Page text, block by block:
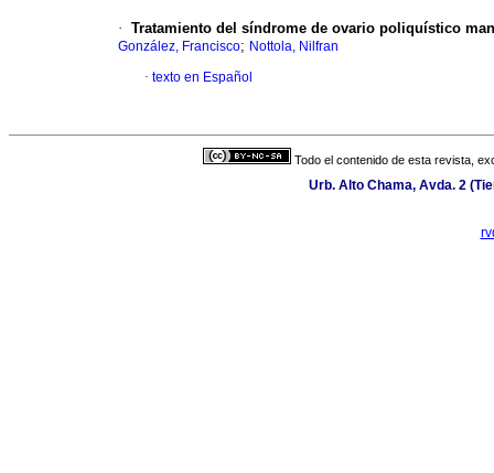
· Tratamiento del síndrome de ovario poliquístico
González, Francisco; Nottola, Nilfran
· texto en Español
Todo el contenido de esta revista,
Urb. Alto Chama, Avda. 2